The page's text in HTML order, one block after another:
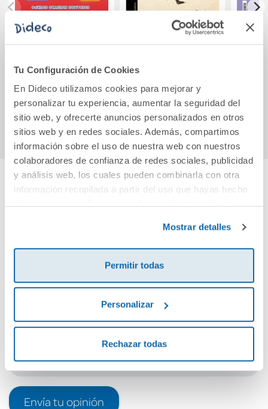
Tu Configuración de Cookies
En Dideco utilizamos cookies para mejorar y
personalizar tu experiencia, aumentar la seguridad del
sitio web, y ofrecerte anuncios personalizados en otros
sitios web y en redes sociales. Además, compartimos
información sobre el uso de nuestra web con nuestros
colaboradores de confianza de redes sociales, publicidad
y análisis web, los cuales pueden combinarla con otra
información recopilada a partir del uso que hayas hecho
Mostrar detalles
Permitir todas
Personalizar
Rechazar todas
32,24€
Comprar
de novela 2026)
19,90€
Comprar
Cuéntanos tu opinión
¡Sé el primero en valorar este producto!
Envía tu opinión